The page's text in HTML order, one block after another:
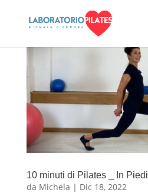
10 minuti di Pilates _ In Piedi
da Michela | Dic 18, 2022